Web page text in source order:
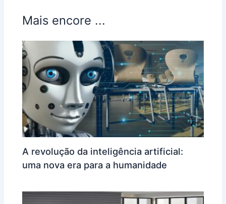
Mais encore ...
A revolução da inteligência artificial:
uma nova era para a humanidade